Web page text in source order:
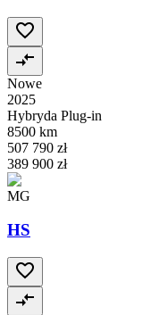
Nowe
2025
Hybryda Plug-in
8500 km
507 790 zł
389 900 zł
MG
HS